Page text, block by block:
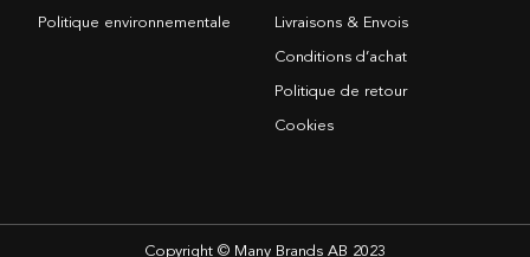
Politique environnementale
Livraisons & Envois
Conditions d’achat
Politique de retour
Cookies
Copyright © Many Brands AB 2023